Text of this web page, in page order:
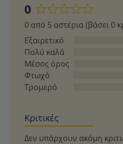
0
Βαθμολογήθηκε
με
0
από
5
0 από 5 αστέρια (βάσει 0
Εξαιρετικό
Πολύ καλά
Μέσος όρος
Φτωχό
Τρομερό
Κριτικές
Δεν υπάρχουν ακόμη